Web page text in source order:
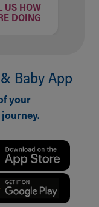
US HOW
DOING
Baby App
your